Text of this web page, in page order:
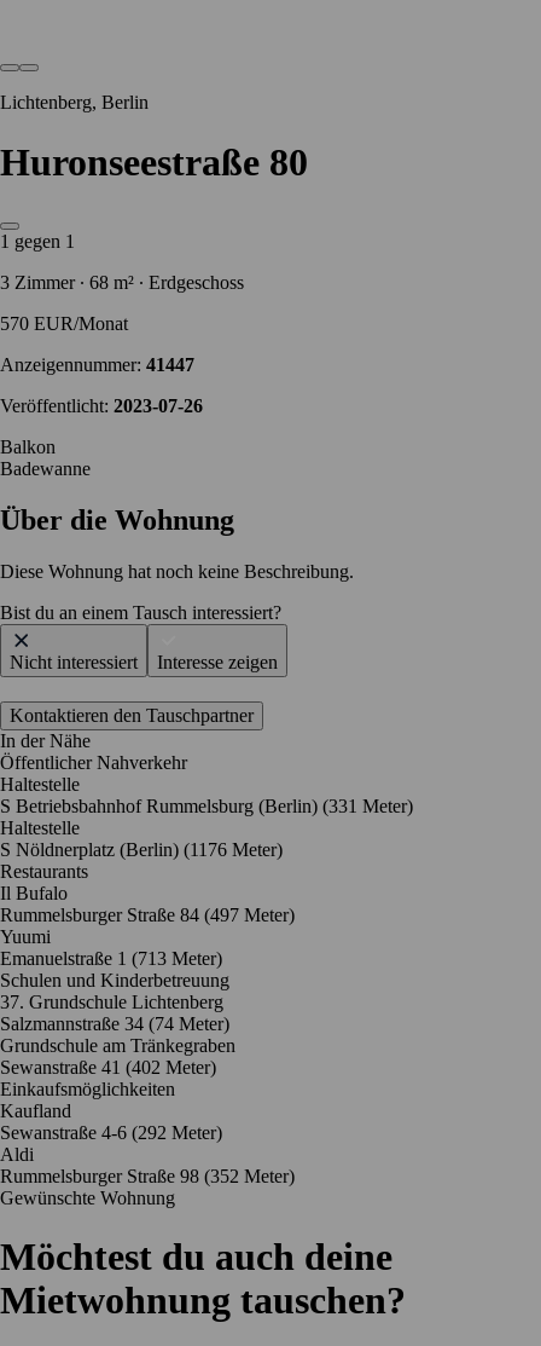
Lichtenberg, Berlin
Huronseestraße 80
1 gegen 1
3 Zimmer ∙ 68 m² ∙ Erdgeschoss
570 EUR/Monat
Anzeigennummer: 41447
Veröffentlicht: 2023-07-26
Balkon
Badewanne
Über die Wohnung
Diese Wohnung hat noch keine Beschreibung.
Bist du an einem Tausch interessiert?
Nicht interessiert Interesse zeigen
Kontaktieren den Tauschpartner
In der Nähe
Öffentlicher Nahverkehr
Haltestelle
S Betriebsbahnhof Rummelsburg (Berlin) (331 Meter)
Haltestelle
S Nöldnerplatz (Berlin) (1176 Meter)
Restaurants
Il Bufalo
Rummelsburger Straße 84 (497 Meter)
Yuumi
Emanuelstraße 1 (713 Meter)
Schulen und Kinderbetreuung
37. Grundschule Lichtenberg
Salzmannstraße 34 (74 Meter)
Grundschule am Tränkegraben
Sewanstraße 41 (402 Meter)
Einkaufsmöglichkeiten
Kaufland
Sewanstraße 4-6 (292 Meter)
Aldi
Rummelsburger Straße 98 (352 Meter)
Gewünschte Wohnung
Möchtest du auch deine
Mietwohnung tauschen?